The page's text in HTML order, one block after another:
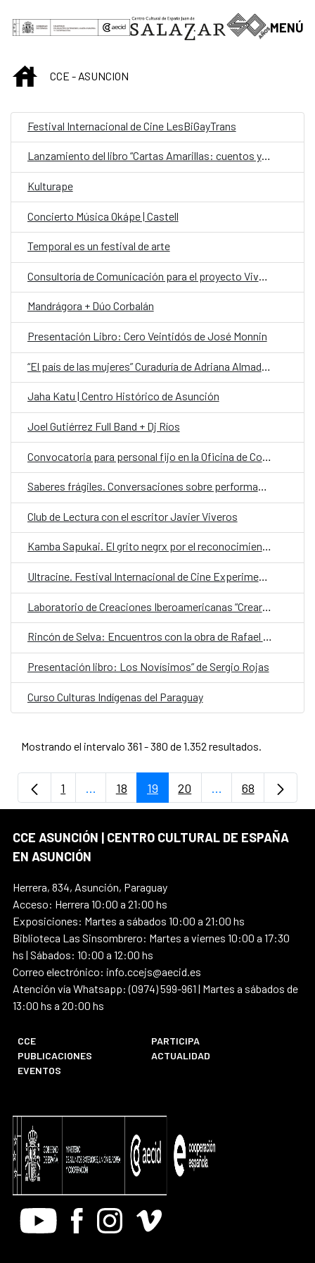
Saltar al contenido principal
MENÚ
INICIOCCE - ASUNCION
Festival Internacional de Cine LesBiGayTrans
Lanzamiento del libro “Cartas Amarillas: cuentos y relatos” de Lourdes Talavera.
Kulturape
Concierto Música Okápe | Castell
Temporal es un festival de arte
Consultoría de Comunicación para el proyecto Viva el Parque Caballero
Mandrágora + Dúo Corbalán
Presentación Libro: Cero Veintidós de José Monnin
Jaha Katu | Centro Histórico de Asunción
Joel Gutiérrez Full Band + Dj Ríos
Saberes frágiles. Conversaciones sobre performance y política desde América Latina
Club de Lectura con el escritor Javier Viveros
Kamba Sapukai. El grito negrx por el reconocimiento
Ultracine. Festival Internacional de Cine Experimental de Paraguay
Laboratorio de Creaciones Iberoamericanas “Crear en Libertad”
Rincón de Selva: Encuentros con la obra de Rafael Barrett
Presentación libro: Los Novísimos” de Sergio Rojas
Curso Culturas Indígenas del Paraguay
Mostrando el intervalo 361 - 380 de 1.352 resultados.
Página
1 ...Páginas intermedias Use TAB para
Página
18 Página
19 Página
20 ...PáginasPágina
68
CCE ASUNCIÓN | CENTRO CULTURAL DE ESPAÑA
EN ASUNCIÓN
Herrera, 834, Asunción, Paraguay
Acceso: Herrera 10:00 a 21:00 hs
Exposiciones: Martes a sábados 10:00 a 21:00 hs
Biblioteca Las Sinsombrero: Martes a viernes 10:00 a 17:30
hs | Sábados: 10:00 a 12:00 hs
Correo electrónico: info.ccejs@aecid.es
Atención vía Whatsapp: (0974) 599-961 | Martes a sábados de
13:00 hs a 20:00 hs
CCE
PARTICIPA
PUBLICACIONES
ACTUALIDAD
EVENTOS
Youtube FacebookInstagram
Vimeo